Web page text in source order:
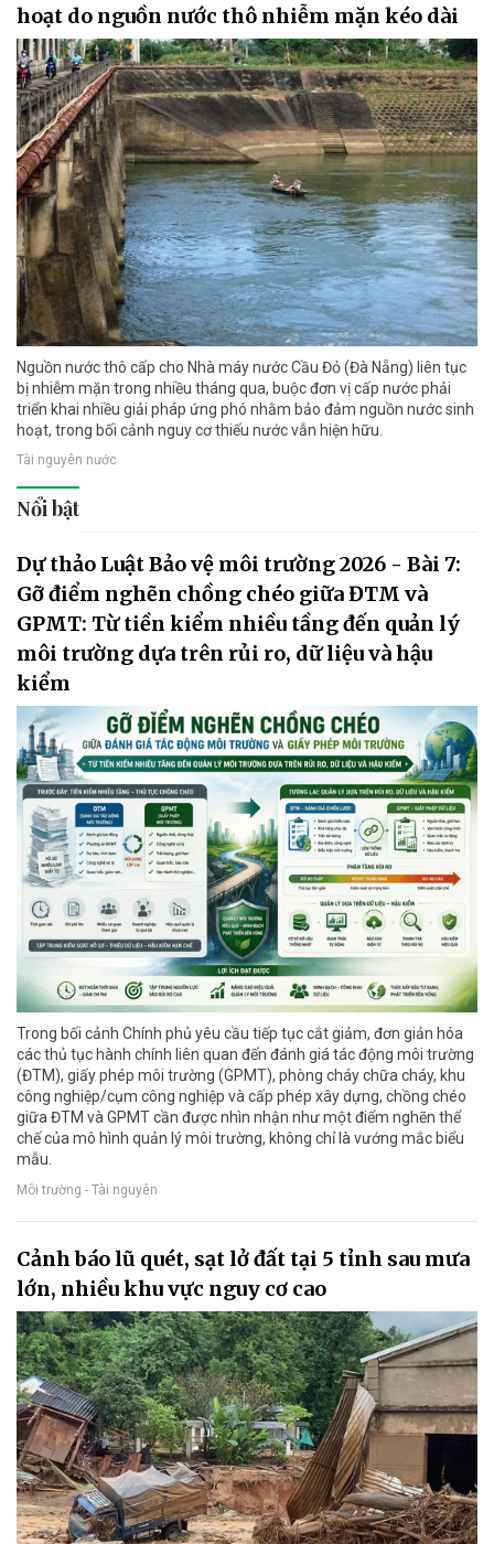
hoạt do nguồn nước thô nhiễm mặn kéo dài
Nguồn nước thô cấp cho Nhà máy nước Cầu Đỏ (Đà Nẵng) liên tục
bị nhiễm mặn trong nhiều tháng qua, buộc đơn vị cấp nước phải
triển khai nhiều giải pháp ứng phó nhằm bảo đảm nguồn nước sinh
hoạt, trong bối cảnh nguy cơ thiếu nước vẫn hiện hữu.
Tài nguyên nước
Nổi bật
Dự thảo Luật Bảo vệ môi trường 2026 - Bài 7:
Gỡ điểm nghẽn chồng chéo giữa ĐTM và
GPMT: Từ tiền kiểm nhiều tầng đến quản lý
môi trường dựa trên rủi ro, dữ liệu và hậu
kiểm
Trong bối cảnh Chính phủ yêu cầu tiếp tục cắt giảm, đơn giản hóa
các thủ tục hành chính liên quan đến đánh giá tác động môi trường
(ĐTM), giấy phép môi trường (GPMT), phòng cháy chữa cháy, khu
công nghiệp/cụm công nghiệp và cấp phép xây dựng, chồng chéo
giữa ĐTM và GPMT cần được nhìn nhận như một điểm nghẽn thể
chế của mô hình quản lý môi trường, không chỉ là vướng mắc biểu
mẫu.
Môi trường - Tài nguyên
Cảnh báo lũ quét, sạt lở đất tại 5 tỉnh sau mưa
lớn, nhiều khu vực nguy cơ cao